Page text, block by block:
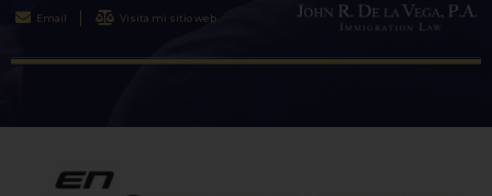
Email Visita mi sitio web